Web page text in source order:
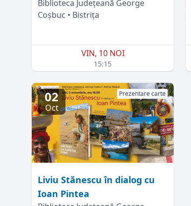
Biblioteca Județeană George
Coșbuc • Bistrița
VIN, 10 NOI
15:15
02
Oct
Prezentare carte
Liviu Stănescu în dialog cu
Ioan Pintea